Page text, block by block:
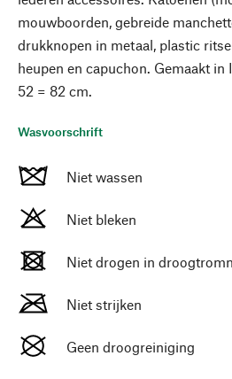
mouwboorden, gebreide
drukknopen in metaal, plastic
heupen en capuchon. Gemaakt
52 = 82 cm.
Wasvoorschrift
Niet wassen
Niet bleken
Niet drogen in
Niet strijken
Geen droogreiniging